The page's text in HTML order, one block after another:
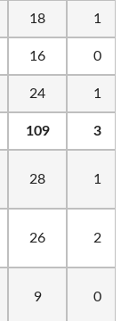
18 1
16 0
24 1
109 3
28 1
26 2
9 0